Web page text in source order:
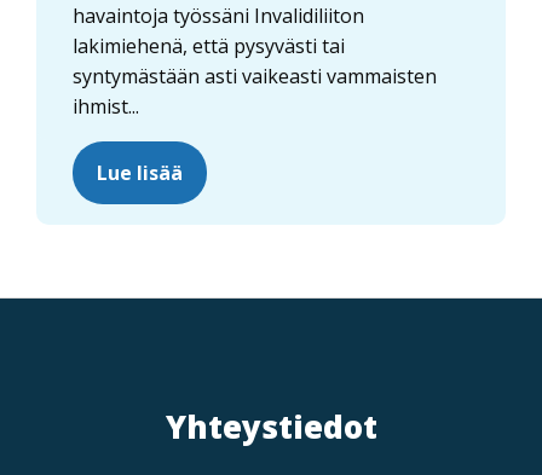
havaintoja työssäni Invalidiliiton
lakimiehenä, että pysyvästi tai
syntymästään asti vaikeasti vammaisten
ihmist...
Lue lisää
Yhteystiedot